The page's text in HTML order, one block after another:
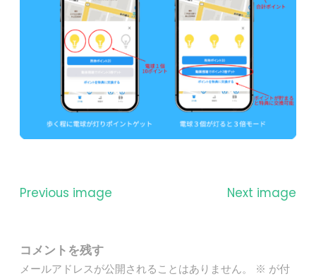
Previous image Next image
コメントを残す
メールアドレスが公開されることはありません。 ※ が付